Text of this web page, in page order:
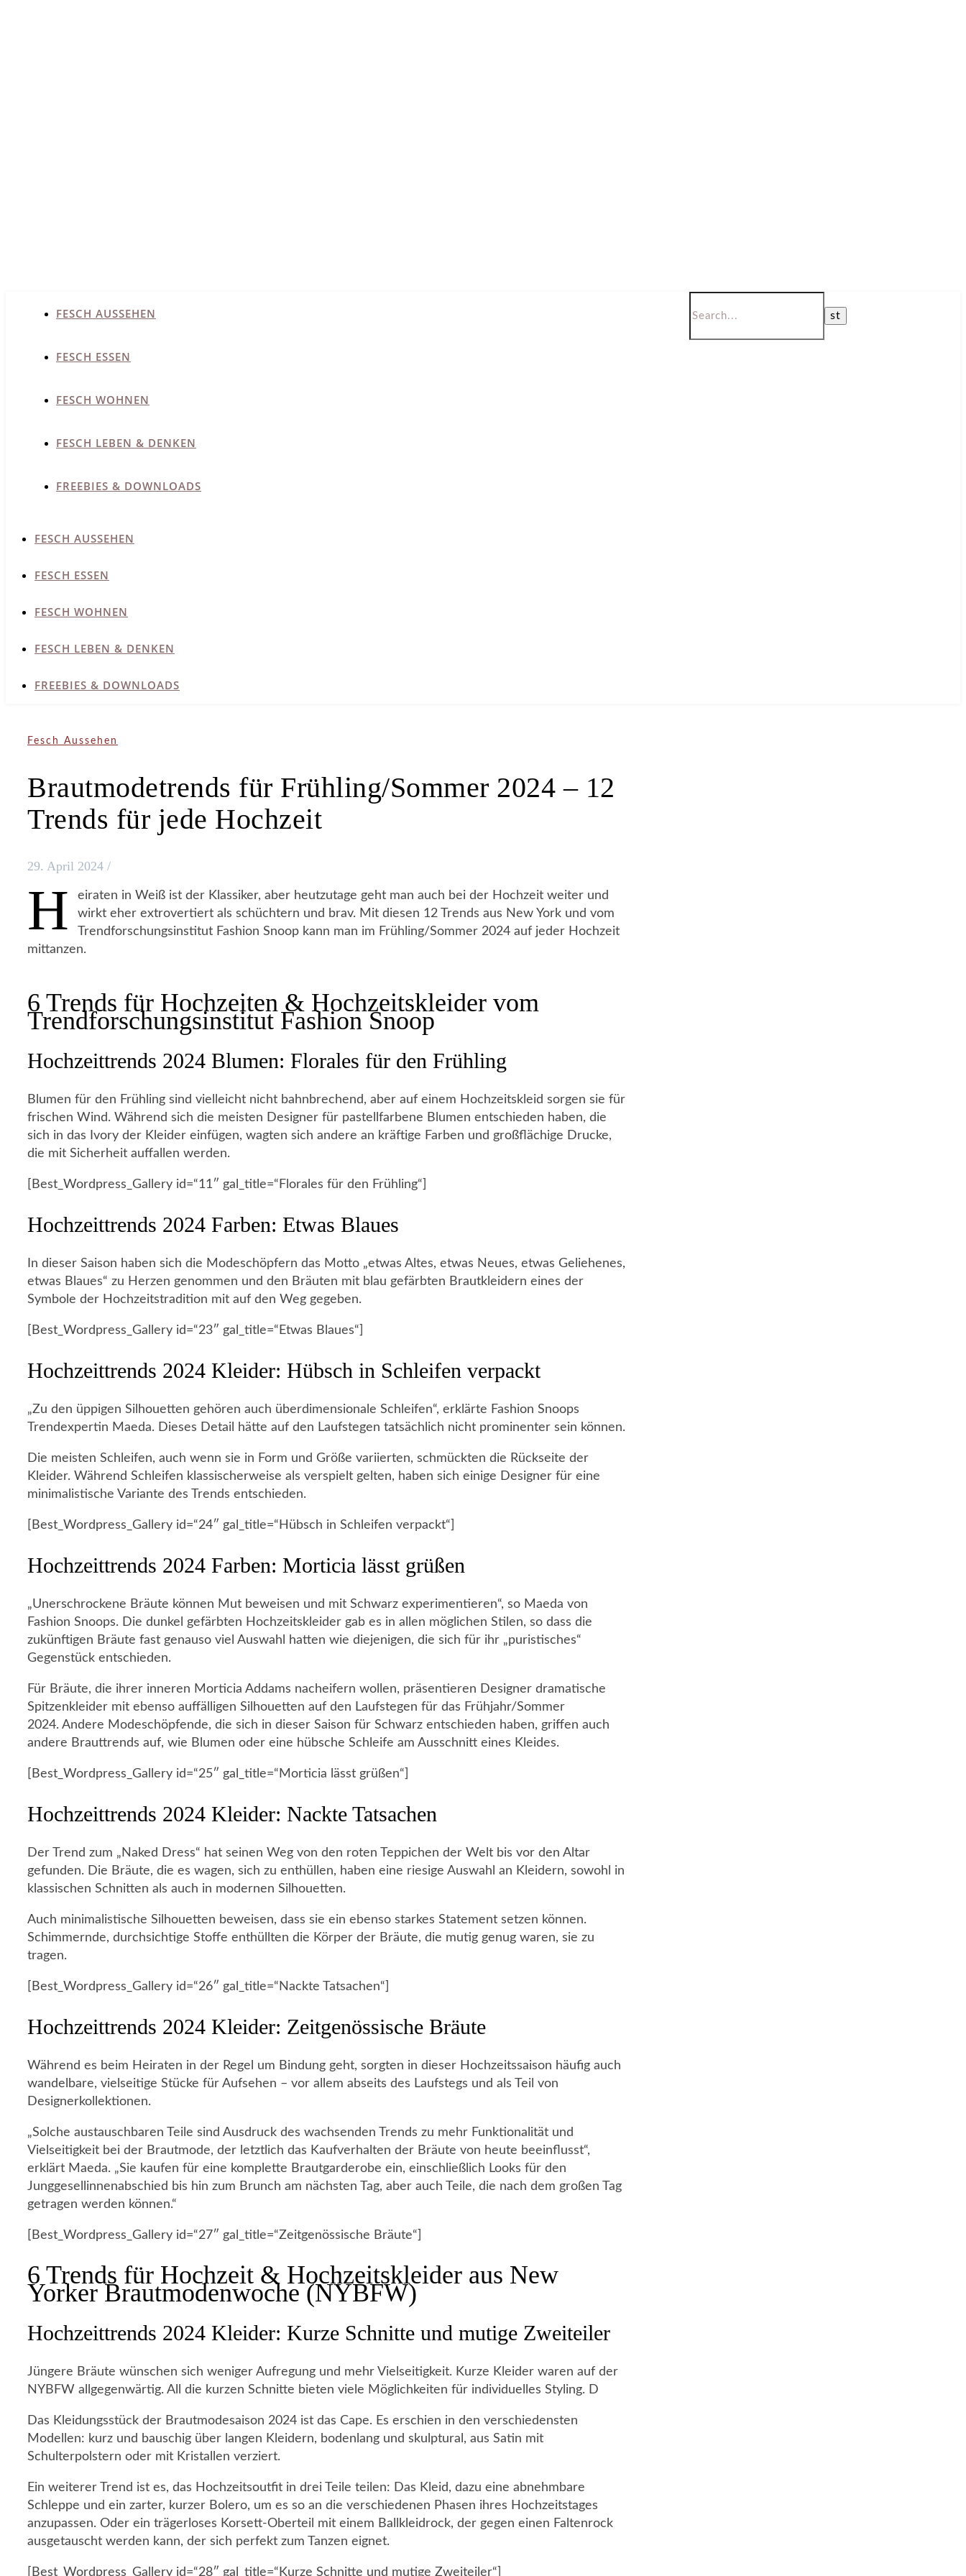
FESCH AUSSEHEN
FESCH ESSEN
FESCH WOHNEN
FESCH LEBEN & DENKEN
FREEBIES & DOWNLOADS
FESCH AUSSEHEN
FESCH ESSEN
FESCH WOHNEN
FESCH LEBEN & DENKEN
FREEBIES & DOWNLOADS
Fesch Aussehen
Brautmodetrends für Frühling/Sommer 2024 – 12
Trends für jede Hochzeit
29. April 2024 /
H
eiraten in Weiß ist der Klassiker, aber heutzutage geht man auch bei der Hochzeit weiter und
wirkt eher extrovertiert als schüchtern und brav. Mit diesen 12 Trends aus New York und vom
Trendforschungsinstitut Fashion Snoop kann man im Frühling/Sommer 2024 auf jeder Hochzeit
mittanzen.
6 Trends für Hochzeiten & Hochzeitskleider vom
Trendforschungsinstitut Fashion Snoop
Hochzeittrends 2024 Blumen: Florales für den Frühling
Blumen für den Frühling sind vielleicht nicht bahnbrechend, aber auf einem Hochzeitskleid sorgen sie für
frischen Wind. Während sich die meisten Designer für pastellfarbene Blumen entschieden haben, die
sich in das Ivory der Kleider einfügen, wagten sich andere an kräftige Farben und großflächige Drucke,
die mit Sicherheit auffallen werden.
[Best_Wordpress_Gallery id=“11″ gal_title=“Florales für den Frühling“]
Hochzeittrends 2024 Farben: Etwas Blaues
In dieser Saison haben sich die Modeschöpfern das Motto „etwas Altes, etwas Neues, etwas Geliehenes,
etwas Blaues“ zu Herzen genommen und den Bräuten mit blau gefärbten Brautkleidern eines der
Symbole der Hochzeitstradition mit auf den Weg gegeben.
[Best_Wordpress_Gallery id=“23″ gal_title=“Etwas Blaues“]
Hochzeittrends 2024 Kleider: Hübsch in Schleifen verpackt
„Zu den üppigen Silhouetten gehören auch überdimensionale Schleifen“, erklärte Fashion Snoops
Trendexpertin Maeda. Dieses Detail hätte auf den Laufstegen tatsächlich nicht prominenter sein können.
Die meisten Schleifen, auch wenn sie in Form und Größe variierten, schmückten die Rückseite der
Kleider. Während Schleifen klassischerweise als verspielt gelten, haben sich einige Designer für eine
minimalistische Variante des Trends entschieden.
[Best_Wordpress_Gallery id=“24″ gal_title=“Hübsch in Schleifen verpackt“]
Hochzeittrends 2024 Farben: Morticia lässt grüßen
„Unerschrockene Bräute können Mut beweisen und mit Schwarz experimentieren“, so Maeda von
Fashion Snoops. Die dunkel gefärbten Hochzeitskleider gab es in allen möglichen Stilen, so dass die
zukünftigen Bräute fast genauso viel Auswahl hatten wie diejenigen, die sich für ihr „puristisches“
Gegenstück entschieden.
Für Bräute, die ihrer inneren Morticia Addams nacheifern wollen, präsentieren Designer dramatische
Spitzenkleider mit ebenso auffälligen Silhouetten auf den Laufstegen für das Frühjahr/Sommer
2024. Andere Modeschöpfende, die sich in dieser Saison für Schwarz entschieden haben, griffen auch
andere Brauttrends auf, wie Blumen oder eine hübsche Schleife am Ausschnitt eines Kleides.
[Best_Wordpress_Gallery id=“25″ gal_title=“Morticia lässt grüßen“]
Hochzeittrends 2024 Kleider: Nackte Tatsachen
Der Trend zum „Naked Dress“ hat seinen Weg von den roten Teppichen der Welt bis vor den Altar
gefunden. Die Bräute, die es wagen, sich zu enthüllen, haben eine riesige Auswahl an Kleidern, sowohl in
klassischen Schnitten als auch in modernen Silhouetten.
Auch minimalistische Silhouetten beweisen, dass sie ein ebenso starkes Statement setzen können.
Schimmernde, durchsichtige Stoffe enthüllten die Körper der Bräute, die mutig genug waren, sie zu
tragen.
[Best_Wordpress_Gallery id=“26″ gal_title=“Nackte Tatsachen“]
Hochzeittrends 2024 Kleider: Zeitgenössische Bräute
Während es beim Heiraten in der Regel um Bindung geht, sorgten in dieser Hochzeitssaison häufig auch
wandelbare, vielseitige Stücke für Aufsehen – vor allem abseits des Laufstegs und als Teil von
Designerkollektionen.
„Solche austauschbaren Teile sind Ausdruck des wachsenden Trends zu mehr Funktionalität und
Vielseitigkeit bei der Brautmode, der letztlich das Kaufverhalten der Bräute von heute beeinflusst“,
erklärt Maeda. „Sie kaufen für eine komplette Brautgarderobe ein, einschließlich Looks für den
Junggesellinnenabschied bis hin zum Brunch am nächsten Tag, aber auch Teile, die nach dem großen Tag
getragen werden können.“
[Best_Wordpress_Gallery id=“27″ gal_title=“Zeitgenössische Bräute“]
6 Trends für Hochzeit & Hochzeitskleider aus New
Yorker Brautmodenwoche (NYBFW)
Hochzeittrends 2024 Kleider: Kurze Schnitte und mutige Zweiteiler
Jüngere Bräute wünschen sich weniger Aufregung und mehr Vielseitigkeit. Kurze Kleider waren auf der
NYBFW allgegenwärtig. All die kurzen Schnitte bieten viele Möglichkeiten für individuelles Styling. D
Das Kleidungsstück der Brautmodesaison 2024 ist das Cape. Es erschien in den verschiedensten
Modellen: kurz und bauschig über langen Kleidern, bodenlang und skulptural, aus Satin mit
Schulterpolstern oder mit Kristallen verziert.
Ein weiterer Trend ist es, das Hochzeitsoutfit in drei Teile teilen: Das Kleid, dazu eine abnehmbare
Schleppe und ein zarter, kurzer Bolero, um es so an die verschiedenen Phasen ihres Hochzeitstages
anzupassen. Oder ein trägerloses Korsett-Oberteil mit einem Ballkleidrock, der gegen einen Faltenrock
ausgetauscht werden kann, der sich perfekt zum Tanzen eignet.
[Best_Wordpress_Gallery id=“28″ gal_title=“Kurze Schnitte und mutige Zweiteiler“]